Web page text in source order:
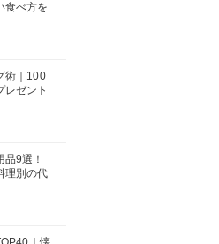
食べ方を
術｜100
レゼント
9選！
理別の代